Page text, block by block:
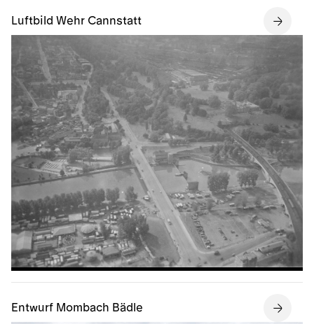
Luftbild Wehr Cannstatt
Entwurf Mombach Bädle